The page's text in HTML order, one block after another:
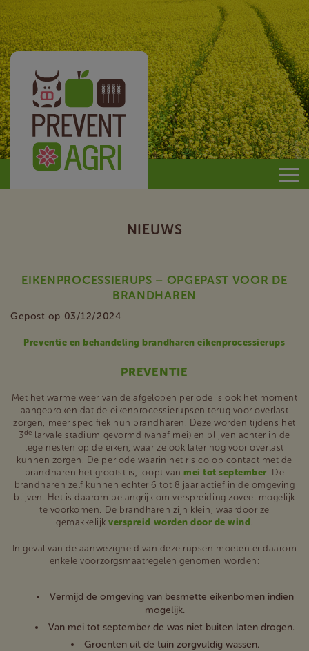
Prevent
NIEUWS
EIKENPROCESSIERUPS – OPGEPAST VOOR DE
BRANDHAREN
Gepost op 03/12/2024
Preventie en behandeling brandharen eikenprocessierups
PREVENTIE
Met het warme weer van de afgelopen periode is ook het moment
aangebroken dat de eikenprocessierupsen terug voor overlast
zorgen, meer specifiek hun brandharen. Deze worden tijdens het
3de larvale stadium gevormd (vanaf mei) en blijven achter in de
lege nesten op de eiken, waar ze ook later nog voor overlast
kunnen zorgen. De periode waarin het risico op contact met de
brandharen het grootst is, loopt vanmei tot september. De
brandharen zelf kunnen echter 6 tot 8 jaar actief in de omgeving
blijven. Het is daarom belangrijk om verspreiding zoveel mogelijk
te voorkomen. De brandharen zijn klein, waardoor ze
gemakkelijkverspreid worden door de wind .
In geval van de aanwezigheid van deze rupsen moeten er daarom
enkele voorzorgsmaatregelen genomen worden:
Vermijd de omgeving van besmette eikenbomen indien
mogelijk.
Van mei tot september de was niet buiten laten drogen.
Groenten uit de tuin zorgvuldig wassen.